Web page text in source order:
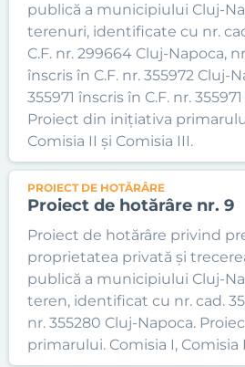
publică a municipiului Cluj-
terenuri, identificate cu nr.
C.F. nr. 299664 Cluj-Napoca,
înscris în C.F. nr. 355972 Cluj-
355971 înscris în C.F. nr.
Proiect din inițiativa
Comisia II și Comisia III.
PROIECT DE HOTĂRÂRE
Proiect de hotărâre nr. 9
Proiect de hotărâre privind
proprietatea privată și
publică a municipiului Cluj-
teren, identificat cu nr. cad.
nr. 355280 Cluj-Napoca.
primarului. Comisia I, Comisia